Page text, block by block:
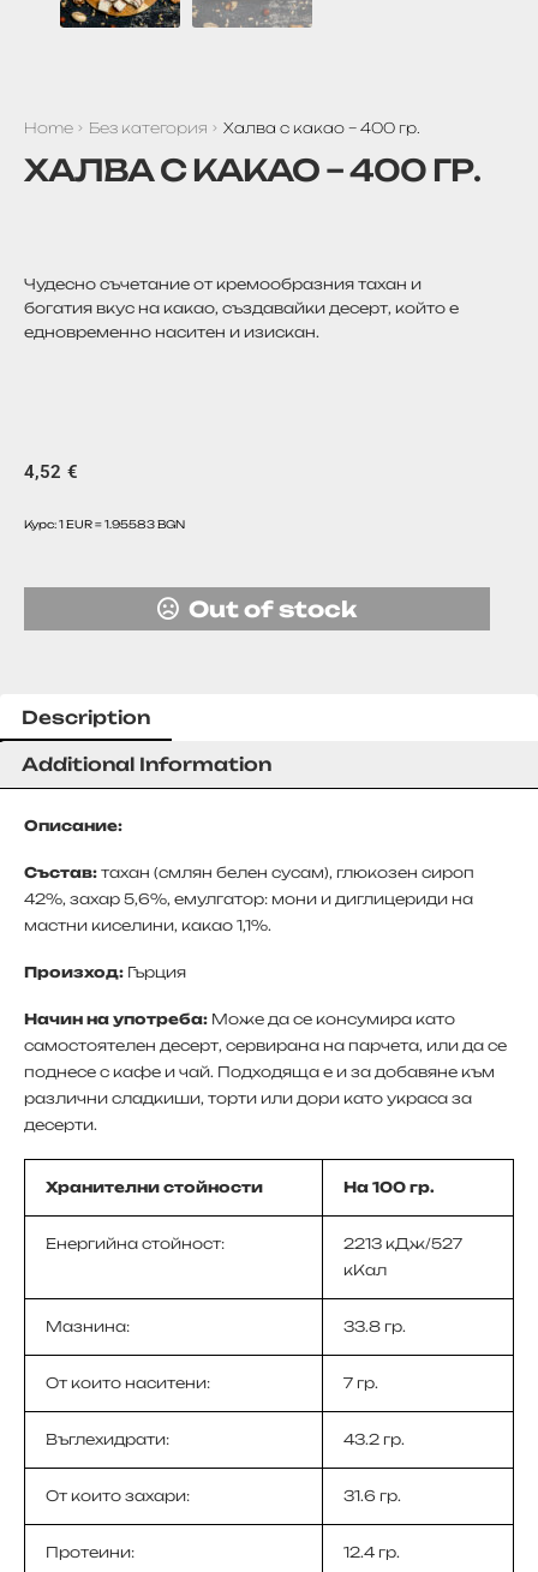
Home Без категория Халва с какао – 400 гр.
ХАЛВА С КАКАО – 400 ГР.
Чудесно съчетание от кремообразния тахан и
богатия вкус на какао, създавайки десерт, който е
едновременно наситен и изискан.
4,52 €
Курс: 1 EUR = 1.95583 BGN
Out of stock
Description
Additional Information
Описание:
Състав: тахан (смлян белен сусам), глюкозен сироп
42%, захар 5,6%, емулгатор: мони и диглицериди на
мастни киселини, какао 1,1%.
Произход: Гърция
Начин на употреба: Може да се консумира като
самостоятелен десерт, сервирана на парчета, или да се
поднесе с кафе и чай. Подходяща е и за добавяне към
различни сладкиши, торти или дори като украса за
десерти.
Хранителни стойности На 100 гр.
Енергийна стойност:
2213 кДж/527
кКал
Мазнина: 33.8 гр.
От които наситени: 7 гр.
Въглехидрати: 43.2 гр.
От които захари: 31.6 гр.
Протеини: 12.4 гр.